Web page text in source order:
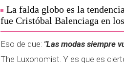
La falda globo es la
fue Cristóbal Balenciaga en
Eso de que: "Las modas siempre
The Luxonomist. Y es que es